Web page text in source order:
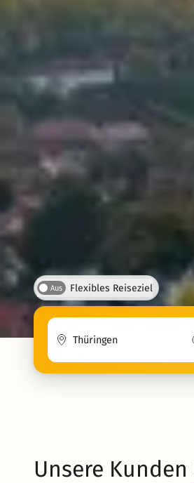
Aus Flexibles Reiseziel
Unsere Kunden